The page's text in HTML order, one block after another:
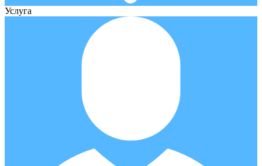
Услуга